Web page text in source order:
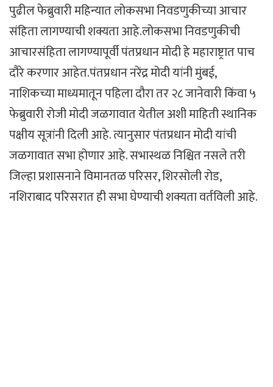
पुढील फेब्रुवारी महिन्यात लोकसभा निवडणुकीच्या आचार
संहिता लागण्याची शक्यता आहे.लोकसभा निवडणुकीची
आचारसंहिता लागण्यापूर्वी पंतप्रधान मोदी हे महाराष्ट्रात पाच
दौरे करणार आहेत.पंतप्रधान नरेंद्र मोदी यांनी मुंबई,
नाशिकच्या माध्यमातून पहिला दौरा तर २८ जानेवारी किंवा ५
फेब्रुवारी रोजी मोदी जळगावात येतील अशी माहिती स्थानिक
पक्षीय सूत्रांनी दिली आहे. त्यानुसार पंतप्रधान मोदी यांची
जळगावात सभा होणार आहे. सभास्थळ निश्चित नसले तरी
जिल्हा प्रशासनाने विमानतळ परिसर, शिरसोली रोड,
नशिराबाद परिसरात ही सभा घेण्याची शक्यता वर्तविली आहे.